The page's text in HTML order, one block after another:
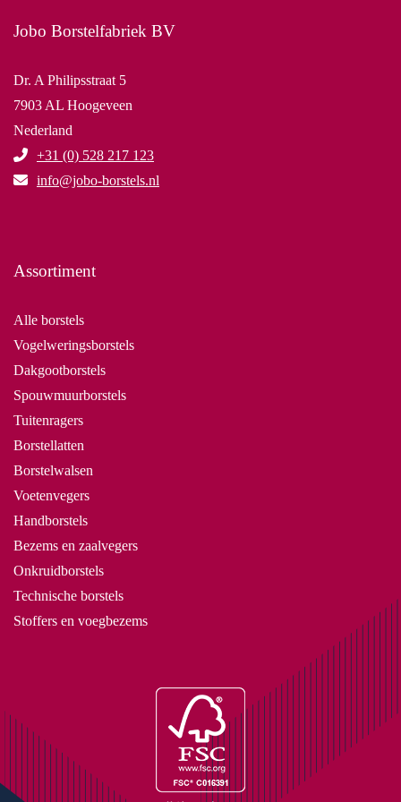
gebruik.
Jobo Borstelfabriek BV
Dr. A Philipsstraat 5
7903 AL Hoogeveen
Nederland
+31 (0) 528 217 123
info@jobo-borstels.nl
Assortiment
Alle borstels
Vogelweringsborstels
Dakgootborstels
Spouwmuurborstels
Tuitenragers
Borstellatten
Borstelwalsen
Voetenvegers
Handborstels
Bezems en zaalvegers
Onkruidborstels
Technische borstels
Stoffers en voegbezems